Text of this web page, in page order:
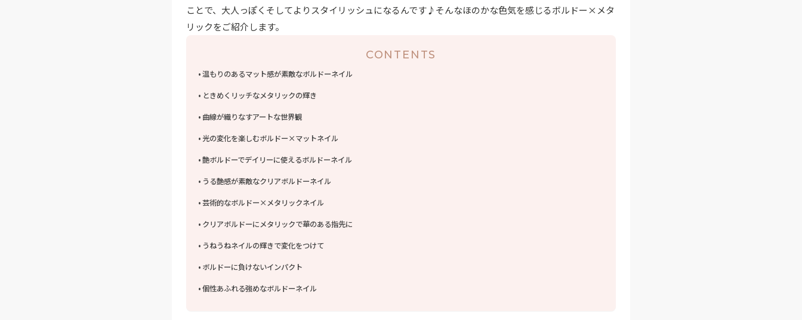
ことで、大人っぽくそしてよりスタイリッシュになるんです♪そんなほのかな色気を感じるボルドー×メタ
リックをご紹介します。
CONTENTS
温もりのあるマット感が素敵なボルドーネイル
ときめくリッチなメタリックの輝き
曲線が織りなすアートな世界観
光の変化を楽しむボルドー×マットネイル
艶ボルドーでデイリーに使えるボルドーネイル
うる艶感が素敵なクリアボルドーネイル
芸術的なボルドー×メタリックネイル
クリアボルドーにメタリックで華のある指先に
うねうねネイルの輝きで変化をつけて
ボルドーに負けないインパクト
個性あふれる強めなボルドーネイル